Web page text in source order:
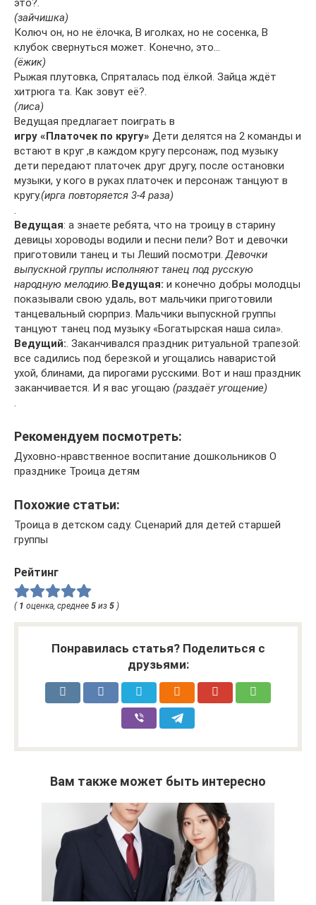
это?.
(зайчишка)
Колюч он, но не ёлочка, В иголках, но не сосенка, В
клубок свернуться может. Конечно, это…
(ёжик)
Рыжая плутовка, Спряталась под ёлкой. Зайца ждёт
хитрюга та. Как зовут её?.
(лиса)
Ведущая предлагает поиграть в
игру «Платочек по кругу» Дети делятся на 2 команды и
встают в круг ,в каждом кругу персонаж, под музыку
дети передают платочек друг другу, после остановки
музыки, у кого в руках платочек и персонаж танцуют в
кругу.(ирга повторяется 3-4 раза)
.
Ведущая: а знаете ребята, что на троицу в старину
девицы хороводы водили и песни пели? Вот и девочки
приготовили танец и ты Леший посмотри.Девочки
выпускной группы исполняют танец под русскую
народную мелодию.Ведущая: и конечно добры молодцы
показывали свою удаль, вот мальчики приготовили
танцевальный сюрприз. Мальчики выпускной группы
танцуют танец под музыку «Богатырская наша сила».
Ведущий:. Заканчивался праздник ритуальной трапезой:
все садились под березкой и угощались наваристой
ухой, блинами, да пирогами русскими. Вот и наш праздник
заканчивается. И я вас угощаю (раздаёт угощение)
.
Рекомендуем посмотреть:
Духовно-нравственное воспитание дошкольников О
празднике Троица детям
Похожие статьи:
Троица в детском саду. Сценарий для детей старшей
группы
Рейтинг
( 1 оценка, среднее 5 из 5 )
Понравилась статья? Поделиться с
друзьями:
Вам также может быть интересно